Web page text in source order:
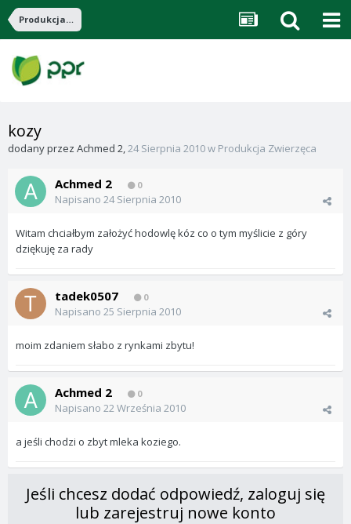
Produkcja Zwierzęca
kozy
dodany przez Achmed 2,24 Sierpnia 2010w Produkcja Zwierzęca
Achmed 2 0
Napisano 24 Sierpnia 2010
Witam chciałbym założyć hodowlę kóz co o tym myślicie z góry
dziękuję za rady
tadek0507 0
Napisano 25 Sierpnia 2010
moim zdaniem słabo z rynkami zbytu!
Achmed 2 0
Napisano 22 Września 2010
a jeśli chodzi o zbyt mleka koziego.
Jeśli chcesz dodać odpowiedź, zaloguj się
lub zarejestruj nowe konto